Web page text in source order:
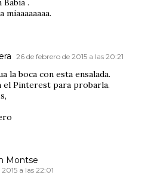
Babia .
26 de febrero de 2015 a las 20:21
la boca con esta ensalada.
el Pinterest para probarla.
Montse
a las 22:01